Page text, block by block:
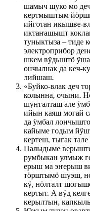
шамыч шуко мо
кертмыштым
ийготан икышве-
иктаҥашышт
туныктыза – тиде
электроприбор
шкем вӱдыштӧ
ончылнак да кеч-
лийшаш.
«Буйко-влак деч
колынна, очыни.
шуҥгалташ але
ийын каяш могай
да ӱмбал
кайыме годым
кертеш, тыгак
Палыдыме
румбыкан улмыж
ерыш ма эҥерыш
тӧрштымӧ шуэш,
кӱ, нӧлталт
кертыт. А вӱд
керылтын,